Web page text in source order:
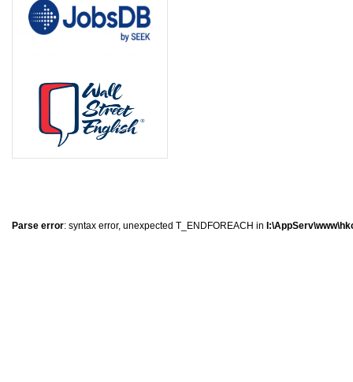
Parse error: syntax error, unexpected T_ENDFOREACH in